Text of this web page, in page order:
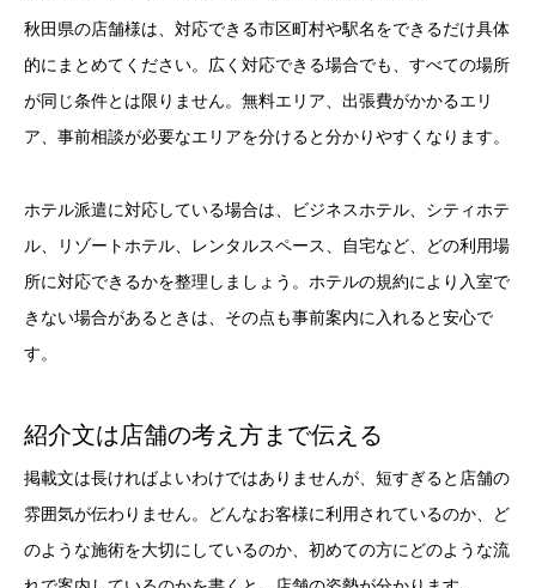
秋田県の店舗様は、対応できる市区町村や駅名をできるだけ具体
的にまとめてください。広く対応できる場合でも、すべての場所
が同じ条件とは限りません。無料エリア、出張費がかかるエリ
ア、事前相談が必要なエリアを分けると分かりやすくなります。
ホテル派遣に対応している場合は、ビジネスホテル、シティホテ
ル、リゾートホテル、レンタルスペース、自宅など、どの利用場
所に対応できるかを整理しましょう。ホテルの規約により入室で
きない場合があるときは、その点も事前案内に入れると安心で
す。
紹介文は店舗の考え方まで伝える
掲載文は長ければよいわけではありませんが、短すぎると店舗の
雰囲気が伝わりません。どんなお客様に利用されているのか、ど
のような施術を大切にしているのか、初めての方にどのような流